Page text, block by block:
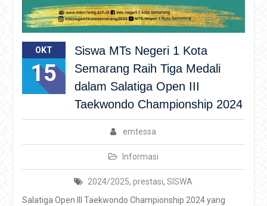
OKT
15
Siswa MTs Negeri 1 Kota
Semarang Raih Tiga Medali
dalam Salatiga Open III
Taekwondo Championship 2024
emtessa
Informasi
2024/2025,prestasi,SISWA
Salatiga Open III Taekwondo Championship 2024 yang